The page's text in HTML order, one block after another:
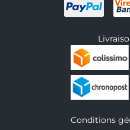
Conditions